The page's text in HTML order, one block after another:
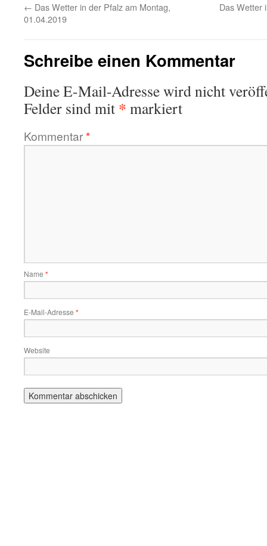
← Das Wetter in der Pfalz am Montag,
01.04.2019
Das Wetter
Schreibe einen Kommentar
Deine E-Mail-Adresse wird nicht
Felder sind mit * markiert
Kommentar*
Name *
E-Mail-Adresse *
Website